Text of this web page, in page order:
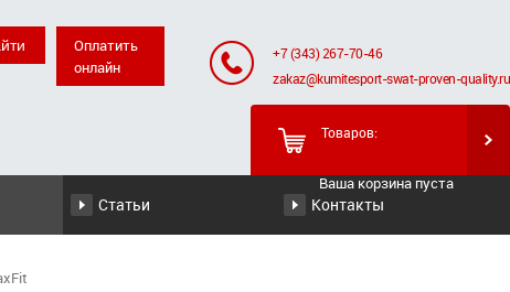
Оплатить
онлайн
+7 (343) 267-70-46
zakaz@kumitesport-swat-proven-quality.ru
Товаров:
Ваша корзина пуста
Статьи Контакты